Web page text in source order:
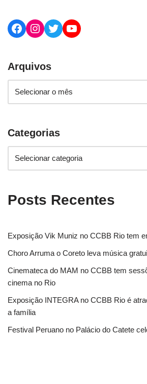
Arquivos
Categorias
Posts Recentes
Exposição Vik Muniz no CCBB Rio tem
Choro Arruma o Coreto leva música
Cinemateca do MAM no CCBB tem
cinema no Rio
Exposição INTEGRA no CCBB Rio é
a família
Festival Peruano no Palácio do Catete